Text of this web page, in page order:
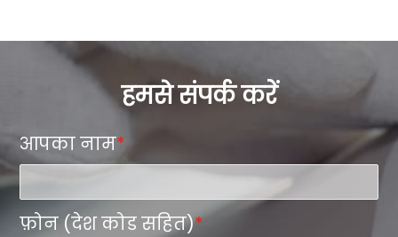
हमसे संपर्क करें
आपका नाम*
फ़ोन (देश कोड सहित)*